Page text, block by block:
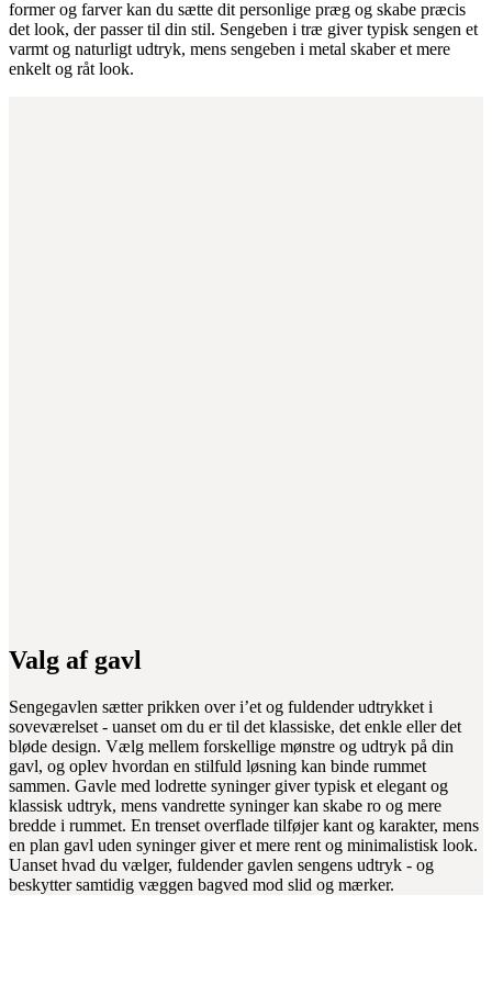
former og farver kan du sætte dit personlige præg og skabe præcis
det look, der passer til din stil. Sengeben i træ giver typisk sengen et
varmt og naturligt udtryk, mens sengeben i metal skaber et mere
enkelt og råt look.
Valg af gavl
Sengegavlen sætter prikken over i’et og fuldender udtrykket i
soveværelset - uanset om du er til det klassiske, det enkle eller det
bløde design. Vælg mellem forskellige mønstre og udtryk på din
gavl, og oplev hvordan en stilfuld løsning kan binde rummet
sammen. Gavle med lodrette syninger giver typisk et elegant og
klassisk udtryk, mens vandrette syninger kan skabe ro og mere
bredde i rummet. En trenset overflade tilføjer kant og karakter, mens
en plan gavl uden syninger giver et mere rent og minimalistisk look.
Uanset hvad du vælger, fuldender gavlen sengens udtryk - og
beskytter samtidig væggen bagved mod slid og mærker.